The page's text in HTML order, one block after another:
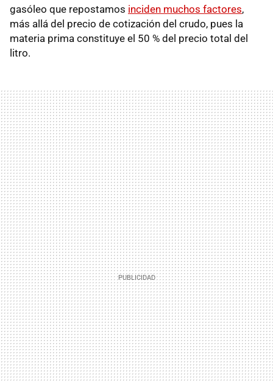
gasóleo que repostamos inciden muchos factores,
más allá del precio de cotización del crudo, pues la
materia prima constituye el 50 % del precio total del
litro.